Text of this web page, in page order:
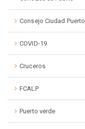
Consejo Ciudad Puerto
COVID-19
Cruceros
FCALP
Puerto verde